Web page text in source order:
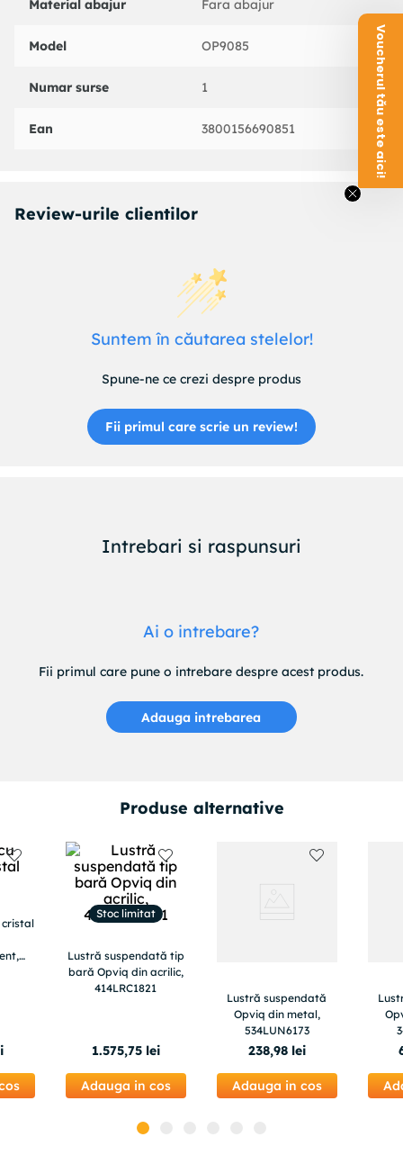
Material abajur Fara abajur
Model OP9085
Numar surse 1
Ean 3800156690851
Review-urile clientilor
Suntem în căutarea stelelor!
Spune-ne ce crezi despre produs
Fii primul care scrie un review!
Intrebari si raspunsuri
Ai o intrebare?
Fii primul care pune o intrebare despre acest produs.
Adauga intrebarea
Produse alternative
cristal
Stoc limitat
Lustră suspendată tip
bară Opviq din acrilic,
414LRC1821
1.575,75 lei
Adauga in cos
Lustră suspendată
Opviq din metal,
534LUN6173
238,98 lei
Adauga in cos
Voucherul tău este aici!